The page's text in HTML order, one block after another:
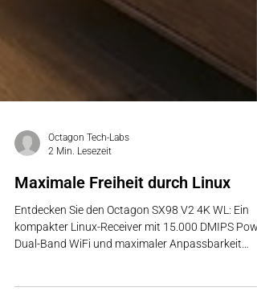
Octagon Tech-Labs
2 Min. Lesezeit
Maximale Freiheit durch Linux
Entdecken Sie den Octagon SX98 V2 4K WL: Ein